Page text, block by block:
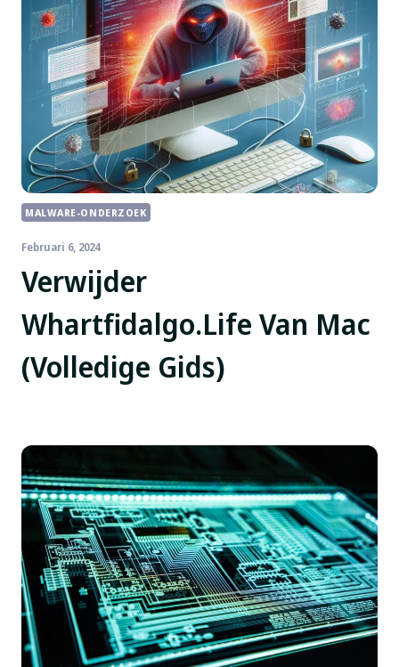
MALWARE-ONDERZOEK
Verwijder
Whartfidalgo.Life Van Mac
(Volledige Gids)
Februari 6, 2024